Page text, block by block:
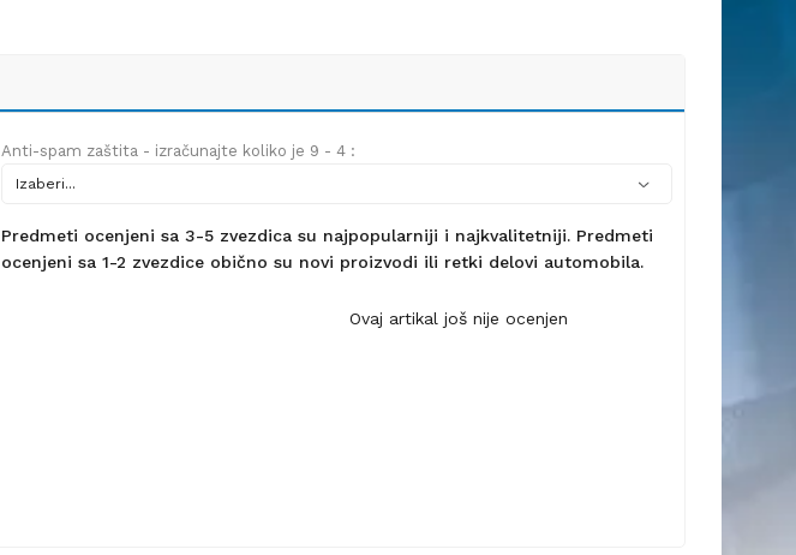
Anti-spam zaštita - izračunajte koliko je 9 - 4 :
Predmeti ocenjeni sa 3-5 zvezdica su najpopularniji i najkvalitetniji. Predmeti
ocenjeni sa 1-2 zvezdice obično su novi proizvodi ili retki delovi automobila.
Ovaj artikal još nije ocenjen